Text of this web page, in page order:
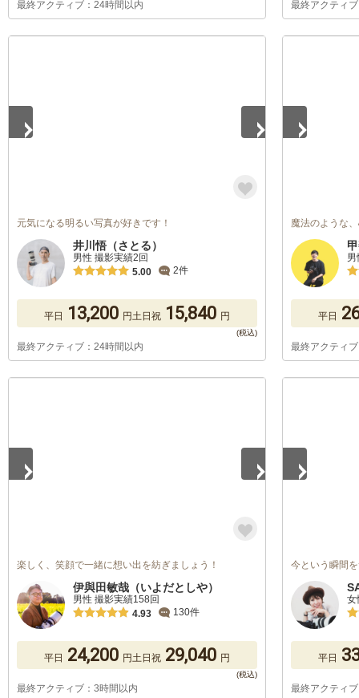
最終アクティブ：24時間以内 最終アクティ
元気になる明るい写真が好きです！
井川悟（さとる）
男性 撮影実績2回
5.00
2件
平日 13,200 円土日祝 15,840 円
最終アクティブ：24時間以内
魔法のような
平日
最終アクティ
楽しく、笑顔で一緒に想い出を紡ぎましょう！
伊與田敏哉（いよだとしや）
男性 撮影実績158回
4.93
130件
平日 24,200 円土日祝 29,040 円
最終アクティブ：3時間以内
今という瞬間
女
平日
最終アクティ